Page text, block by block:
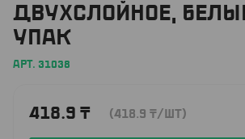
ДВУХСЛОЙНОЕ,
УПАК
АРТ. 31038
418.9 ₸ (418.9 ₸/ШТ)